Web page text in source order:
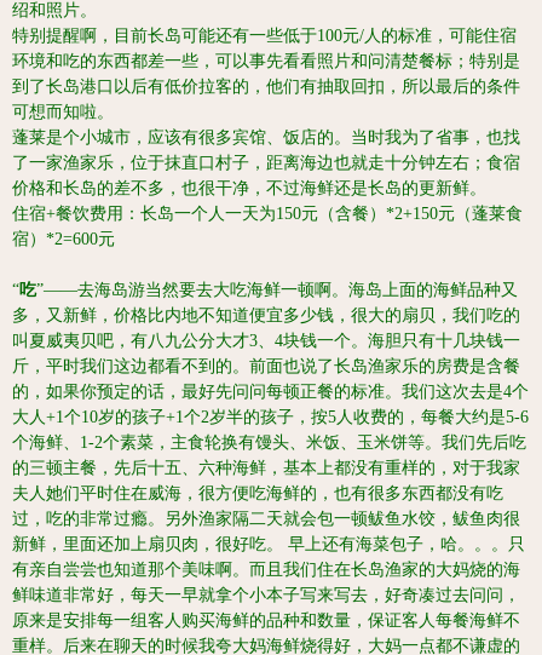
绍和照片。
特别提醒啊，目前长岛可能还有一些低于100元/人的标准，可能住宿
环境和吃的东西都差一些，可以事先看看照片和问清楚餐标；特别是
到了长岛港口以后有低价拉客的，他们有抽取回扣，所以最后的条件
可想而知啦。
蓬莱是个小城市，应该有很多宾馆、饭店的。当时我为了省事，也找
了一家渔家乐，位于抹直口村子，距离海边也就走十分钟左右；食宿
价格和长岛的差不多，也很干净，不过海鲜还是长岛的更新鲜。
住宿+餐饮费用： 长岛一个人一天为150元（含餐）*2+150元（蓬莱食
宿）*2=600元
“吃”——去海岛游当然要去大吃海鲜一顿啊。 海岛上面的海鲜品种又
多，又新鲜，价格比内地不知道便宜多少钱，很大的扇贝，我们吃的
叫夏威夷贝吧，有八九公分大才3、4块钱一个。海胆只有十几块钱一
斤，平时我们这边都看不到的。 前面也说了长岛渔家乐的房费是含餐
的，如果你预定的话，最好先问问每顿正餐的标准。我们这次去是4个
大人+1个10岁的孩子+1个2岁半的孩子，按5人收费的，每餐大约是5-6
个海鲜、1-2个素菜，主食轮换有馒头、米饭、玉米饼等。 我们先后吃
的三顿主餐，先后十五、六种海鲜，基本上都没有重样的，对于我家
夫人她们平时住在威海，很方便吃海鲜的，也有很多东西都没有吃
过，吃的非常过瘾。
另外渔家隔二天就会包一顿鲅鱼水饺，鲅鱼肉很
新鲜，里面还加上扇贝肉，很好吃。
早上还有海菜包子，哈。。。只
有亲自尝尝也知道那个美味啊。 而且我们住在长岛渔家的大妈烧的海
鲜味道非常好，每天一早就拿个小本子写来写去，好奇凑过去问问，
原来是安排每一组客人购买海鲜的品种和数量，保证客人每餐海鲜不
重样。后来在聊天的时候我夸大妈海鲜烧得好，大妈一点都不谦虚的